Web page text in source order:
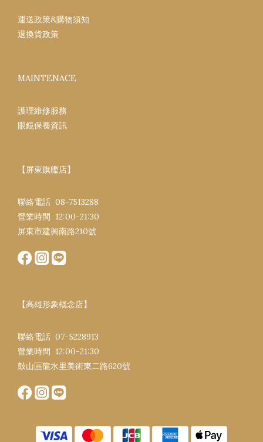
運送政策&購物須知
退換貨政策
MAINTENACE
護理維修服務
眼鏡保養資訊
【屏東旗艦店】
聯絡電話 08-7513288
營業時間 12:00-21:30​
屏東市建興南路​210號
【高雄形象概念店】
聯絡電話 07-5228913
營業時間 12:00-21:30​
鼓山區龍水里美術東二路620號